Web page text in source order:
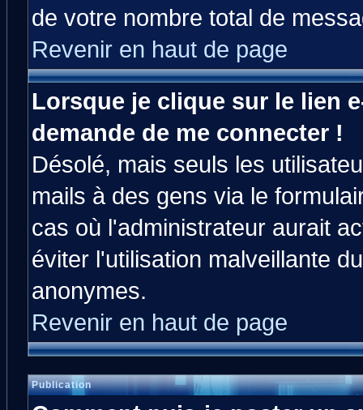
de votre nombre total de
Revenir en haut de page
Lorsque je clique sur le lien
demande de me connecter !
Désolé, mais seuls les
mails à des gens via le
cas où l'administrateur aurait
éviter l'utilisation malveillante
anonymes.
Revenir en haut de page
Publication